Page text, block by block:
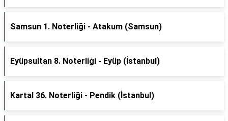
Samsun 1. Noterliği - Atakum (Samsun)
Eyüpsultan 8. Noterliği - Eyüp (İstanbul)
Kartal 36. Noterliği - Pendik (İstanbul)